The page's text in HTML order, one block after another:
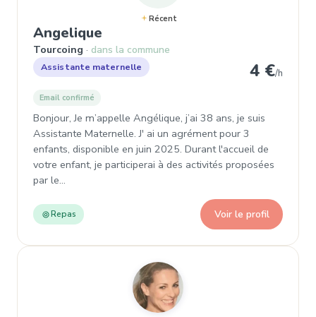
Récent
Angelique
Tourcoing dans la commune
Assistante maternelle 4 €/h
Email confirmé
Bonjour, Je m’appelle Angélique, j’ai 38 ans, je suis
Assistante Maternelle. J' ai un agrément pour 3
enfants, disponible en juin 2025. Durant l'accueil de
votre enfant, je participerai à des activités proposées
par le…
Repas Voir le profil